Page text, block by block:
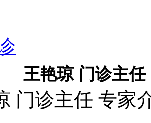
王艳琼 门诊主任
门诊主任 专家